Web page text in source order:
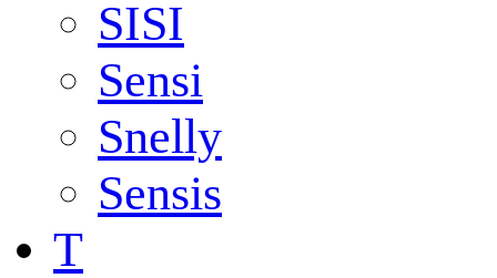
SISI
Sensi
Snelly
Sensis
T